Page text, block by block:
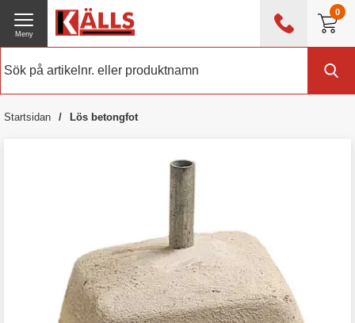
0
0476 - 214 80
Meny
Startsidan Lös betongfot